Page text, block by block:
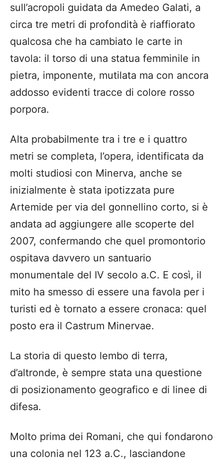
sull’acropoli guidata da Amedeo Galati, a
circa tre metri di profondità è riaffiorato
qualcosa che ha cambiato le carte in
tavola: il torso di una statua femminile in
pietra, imponente, mutilata ma con ancora
addosso evidenti tracce di colore rosso
porpora.
Alta probabilmente tra i tre e i quattro
metri se completa, l’opera, identificata da
molti studiosi con Minerva, anche se
inizialmente è stata ipotizzata pure
Artemide per via del gonnellino corto, si è
andata ad aggiungere alle scoperte del
2007, confermando che quel promontorio
ospitava davvero un santuario
monumentale del IV secolo a.C. E così, il
mito ha smesso di essere una favola per i
turisti ed è tornato a essere cronaca: quel
posto era il Castrum Minervae.
La storia di questo lembo di terra,
d’altronde, è sempre stata una questione
di posizionamento geografico e di linee di
difesa.
Molto prima dei Romani, che qui fondarono
una colonia nel 123 a.C., lasciandone